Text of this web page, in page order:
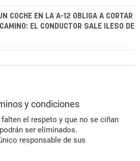
COCHE EN LA A-12 OBLIGA A CORTAR
EL CONDUCTOR SALE ILESO DE
y condiciones
el respeto y que no se ciñan
ser eliminados.
responsable de sus